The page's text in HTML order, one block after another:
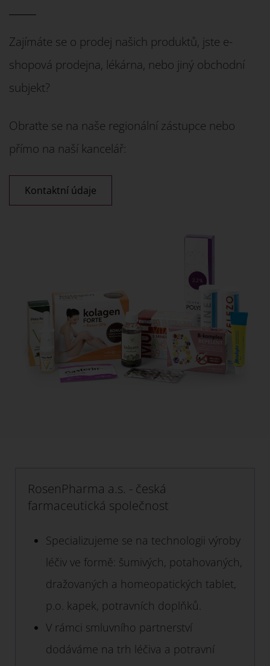
Zajímáte se o prodej našich produktů, jste e-
shopová prodejna, lékárna, nebo jiný obchodní
subjekt?
Obraťte se na naše regionální zástupce nebo
přímo na naší kancelář:
Kontaktní údaje
RosenPharma a.s. - česká
farmaceutická společnost
Specializujeme se na technologii výroby
léčiv ve formě: šumivých, potahovaných,
dražovaných a homeopatických tablet,
p.o. kapek, potravních doplňků.
V rámci smluvního partnerství
dodáváme na trh léčiva a potravní